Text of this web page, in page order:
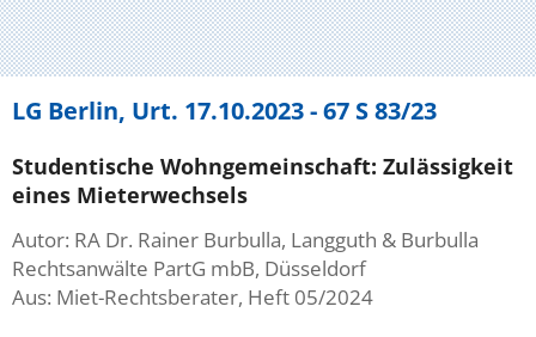
LG Berlin, Urt. 17.10.2023 - 67 S 83/23
Studentische Wohngemeinschaft: Zulässigkeit
eines Mieterwechsels
Autor: RA Dr. Rainer Burbulla, Langguth & Burbulla
Rechtsanwälte PartG mbB, Düsseldorf
Aus: Miet-Rechtsberater, Heft 05/2024